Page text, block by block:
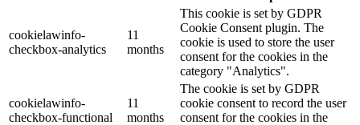
cookielawinfo-
checkbox-analytics
11
months
This cookie is set by GDPR
Cookie Consent plugin. The
cookie is used to store the user
consent for the cookies in the
category "Analytics".
cookielawinfo-
checkbox-functional
11
months
The cookie is set by GDPR
cookie consent to record the user
consent for the cookies in the